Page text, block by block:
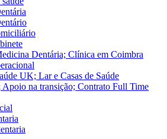
Dentária; Clínica em Coimbra
UK; Lar e Casas de Saúde
Apoio na transição; Contrato Full Time